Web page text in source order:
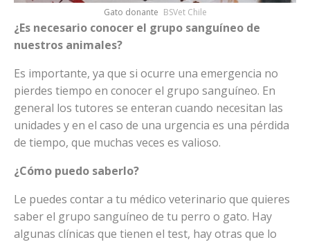
Gato donante BSVet Chile
¿Es necesario conocer el grupo sanguíneo de
nuestros animales?
Es importante, ya que si ocurre una emergencia no
pierdes tiempo en conocer el grupo sanguíneo. En
general los tutores se enteran cuando necesitan las
unidades y en el caso de una urgencia es una pérdida
de tiempo, que muchas veces es valioso.
¿Cómo puedo saberlo?
Le puedes contar a tu médico veterinario que quieres
saber el grupo sanguíneo de tu perro o gato. Hay
algunas clínicas que tienen el test, hay otras que lo